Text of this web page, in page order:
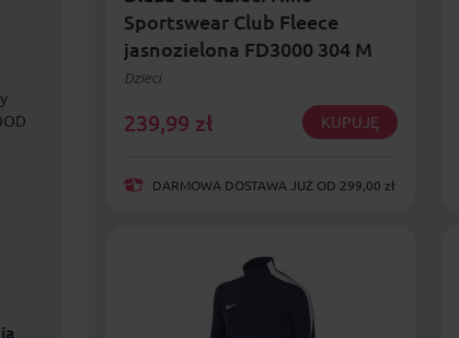
Sportswear Club Fleece
jasnozielona FD3000 304 M
Dzieci
239,99 zł KUPUJĘ
DARMOWA DOSTAWA JUŻ OD 299,00 zł